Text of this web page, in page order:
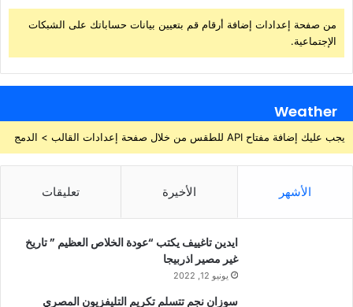
من صفحة إعدادات إضافة أرقام قم بتعيين بيانات حساباتك على الشبكات
الإجتماعية.
Weather
يجب عليك إضافة مفتاح API للطقس من خلال صفحة إعدادات القالب > الدمج
الأشهر الأخيرة تعليقات
ايدين تاغييف يكتب “عودة الخلاص العظيم ” تاريخ
غير مصير اذربيجا
يونيو 12, 2022
سوزان نجم تتسلم تكريم التليفزيون المصري